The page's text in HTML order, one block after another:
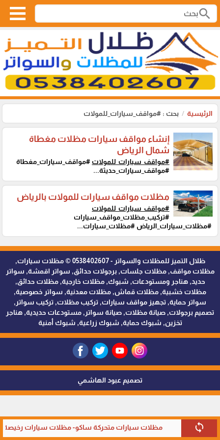
search
الرئيسية بحث : #مواقف_سيارات_للمولات
sync مظلات سيارات متحركة ساكو- مظلات سيارات رخيصة
إنشاء مواقف سيارات مظلات مغطاة
شمال الرياض
#مواقف_سيارات_للمولات #مواقف_سيارات_مغطاة
#مواقف_سيارات_حديثة...
مظلات مواقف سيارات للمولات​ بالرياض
#مواقف_سيارات_للمولات
#تركيب_مظلات_مواقف_سيارات
#مظلات_سيارات_الرياض #مظلات_سيارات...
ظلال التميز للمظلات والسواتر - 0538402607 © مظلات سيارات,
مظلات مواقف, مظلات جلسات, برجولات حدائق, سواتر اقمشة, سواتر
حديد, هناجر ومستودعات, شبوك, مظلات خارجية, مظلات حدائق,
مظلات خشبية, مظلات قماش, مظلات معدنية, سواتر خصوصية,
سواتر حماية, تجهيز مواقف سيارات, تركيب مظلات, تركيب سواتر,
تصميم برجولات, صيانة مظلات, صيانة سواتر, مستودعات حديدية, هناجر
تخزين, شبوك حماية, شبوك زراعية, شبوك أمنية
تصميم عبود الهاشمي